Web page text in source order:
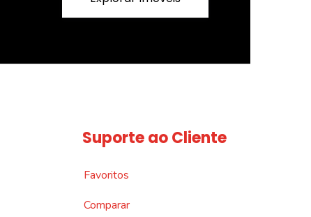
Suporte ao Cliente
Favoritos
Comparar